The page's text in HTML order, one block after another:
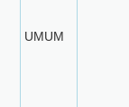
UMUM